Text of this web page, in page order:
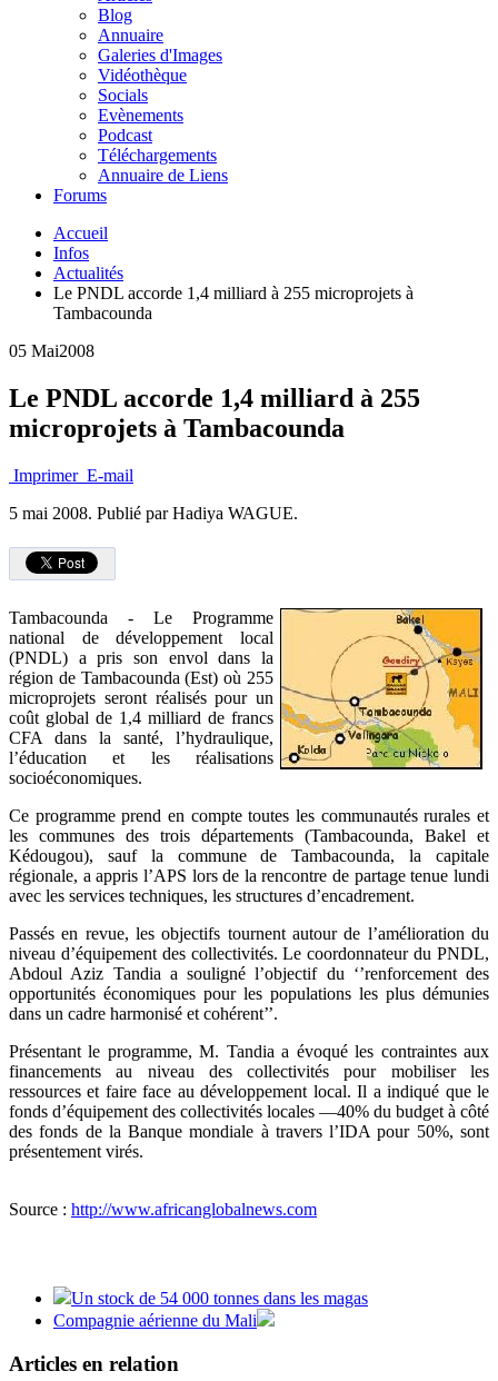
Blog
Annuaire
Galeries d'Images
Vidéothèque
Socials
Evènements
Podcast
Téléchargements
Annuaire de Liens
Forums
Accueil
Infos
Actualités
Le PNDL accorde 1,4 milliard à 255 microprojets à
Tambacounda
05 Mai2008
Le PNDL accorde 1,4 milliard à 255
microprojets à Tambacounda
Imprimer E-mail
5 mai 2008. Publié par Hadiya WAGUE.
Tambacounda - Le Programme
national de développement local
(PNDL) a pris son envol dans la
région de Tambacounda (Est) où 255
microprojets seront réalisés pour un
coût global de 1,4 milliard de francs
CFA dans la santé, l’hydraulique,
l’éducation et les réalisations
socioéconomiques.
Ce programme prend en compte toutes les communautés rurales et
les communes des trois départements (Tambacounda, Bakel et
Kédougou), sauf la commune de Tambacounda, la capitale
régionale, a appris l’APS lors de la rencontre de partage tenue lundi
avec les services techniques, les structures d’encadrement.
Passés en revue, les objectifs tournent autour de l’amélioration du
niveau d’équipement des collectivités. Le coordonnateur du PNDL,
Abdoul Aziz Tandia a souligné l’objectif du ‘’renforcement des
opportunités économiques pour les populations les plus démunies
dans un cadre harmonisé et cohérent’’.
Présentant le programme, M. Tandia a évoqué les contraintes aux
financements au niveau des collectivités pour mobiliser les
ressources et faire face au développement local. Il a indiqué que le
fonds d’équipement des collectivités locales —40% du budget à côté
des fonds de la Banque mondiale à travers l’IDA pour 50%, sont
présentement virés.
Source : http://www.africanglobalnews.com
Un stock de 54 000 tonnes dans les magas
Compagnie aérienne du Mali
Articles en relation